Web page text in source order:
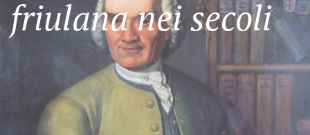
Friulani
friulana nei secoli